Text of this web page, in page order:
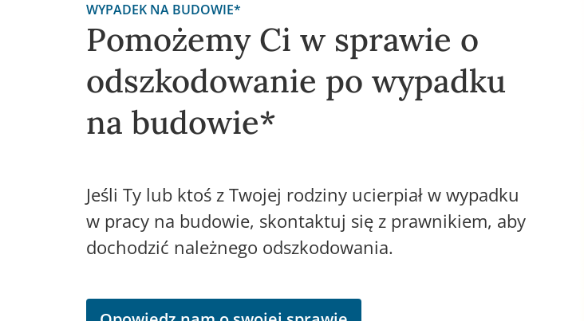
WYPADEK NA BUDOWIE*
Pomożemy Ci w sprawie o
odszkodowanie po wypadku
na budowie*
Jeśli Ty lub ktoś z Twojej rodziny ucierpiał w wypadku
w pracy na budowie, skontaktuj się z prawnikiem, aby
dochodzić należnego odszkodowania.